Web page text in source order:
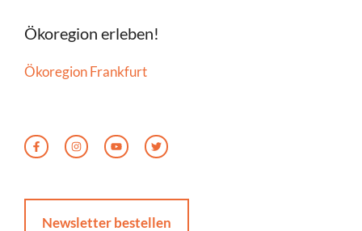
Ökoregion erleben!
Ökoregion Frankfurt
Newsletter bestellen